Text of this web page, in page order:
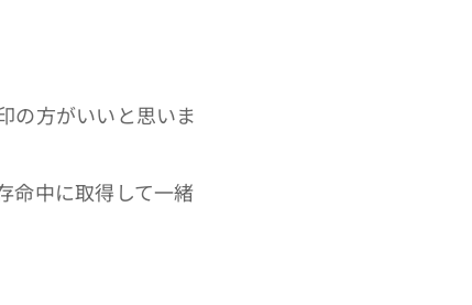
方がいいと思いま
中に取得して一緒